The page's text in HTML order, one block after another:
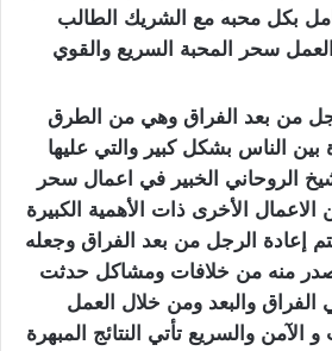
بكل محبه مع الشريك الطالب
سحر المحبة السريع والقوي
من بعد الفراق وهي من الطرق
بين الناس بشكل كبير والتي عليها
الروحاني الخبير في اعمال سحر
الاعمال الأخرى ذات الأهمية الكبيرة
إعادة الرجل من بعد الفراق وجعله
منه من خلافات ومشاكل حدثت
والبعد ومن خلال العمل
الآمن والسريع تأتي النتائج المبهرة